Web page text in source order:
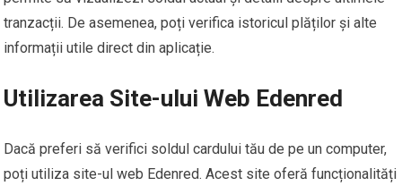
tranzacții. De asemenea, poți verifica istoricul plăților și alte
informații utile direct din aplicație.
Utilizarea Site-ului Web Edenred
Dacă preferi să verifici soldul cardului tău de pe un computer,
poți utiliza site-ul web Edenred. Acest site oferă funcționalități